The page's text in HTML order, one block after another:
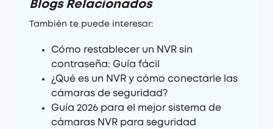
Blogs Relacionados
También te puede interesar:
Cómo restablecer un NVR sin
contraseña: Guía fácil
¿Qué es un NVR y cómo conectarle las
cámaras de seguridad?
Guía 2026 para el mejor sistema de
cámaras NVR para seguridad